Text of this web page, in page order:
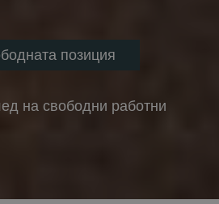
позиция
на свободни работни